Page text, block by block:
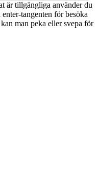
är tillgängliga använder du
tangenten för besöka
man peka eller svepa för